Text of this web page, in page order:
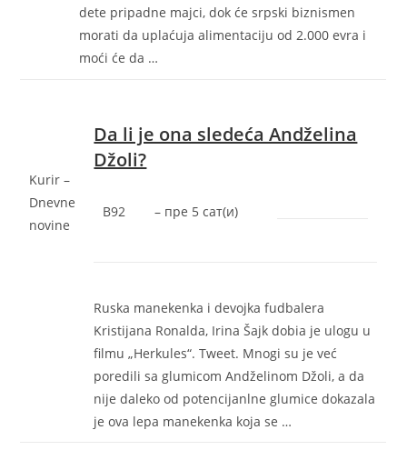
dete pripadne majci, dok će srpski biznismen
morati da uplaćuja alimentaciju od 2.000 evra i
moći će da …
Kurir –
Dnevne
novine
Da li je ona sledeća Andželina
Džoli?
B92 – ‎пре 5 сат(и)‎
Ruska manekenka i devojka fudbalera
Kristijana Ronalda, Irina Šajk dobia je ulogu u
filmu „Herkules“. Tweet. Mnogi su je već
poredili sa glumicom Andželinom Džoli, a da
nije daleko od potencijanlne glumice dokazala
je ova lepa manekenka koja se …